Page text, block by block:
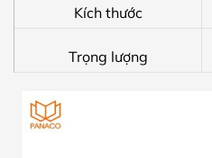
Kích thước
Trọng lượng